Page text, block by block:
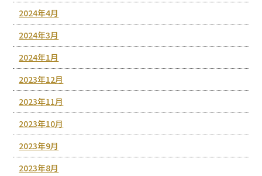
2024年4月
2024年3月
2024年1月
2023年12月
2023年11月
2023年10月
2023年9月
2023年8月